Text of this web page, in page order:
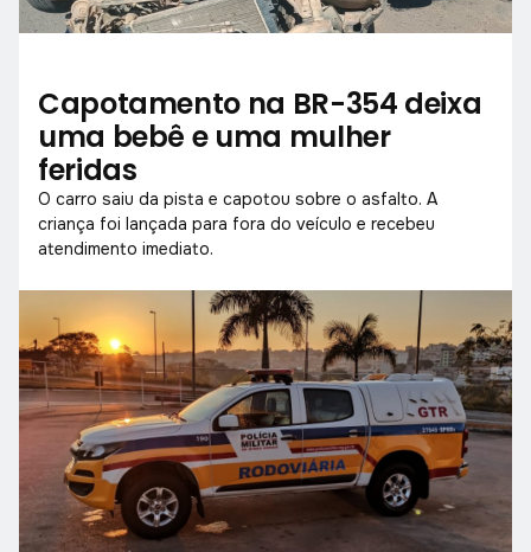
Capotamento na BR-354 deixa
uma bebê e uma mulher
feridas
O carro saiu da pista e capotou sobre o asfalto. A
criança foi lançada para fora do veículo e recebeu
atendimento imediato.